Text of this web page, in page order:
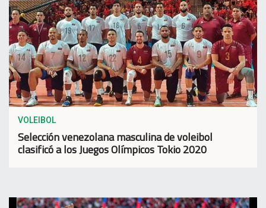
VOLEIBOL
Selección venezolana masculina de voleibol
clasificó a los Juegos Olímpicos Tokio 2020